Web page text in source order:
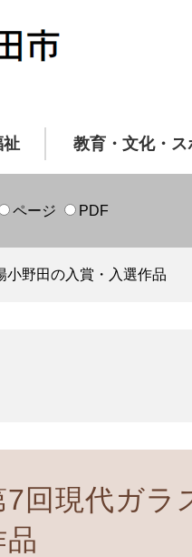
祉 教育・文化・ス
ページ PDF
小野田の入賞・入選作品
7回現代ガラ
品